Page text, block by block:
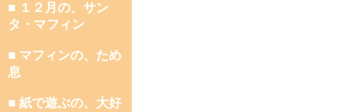
■ １２月の、サン
タ・マフィン
■ マフィンの、ため
息
■ 紙で遊ぶの、大好